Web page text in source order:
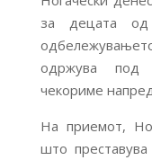
за децата
одржува под
чекориме
На приемот,
што